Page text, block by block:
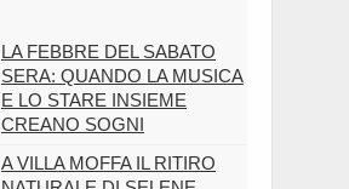
LA FEBBRE DEL SABATO
SERA: QUANDO LA MUSICA
E LO STARE INSIEME
CREANO SOGNI
A VILLA MOFFA IL RITIRO